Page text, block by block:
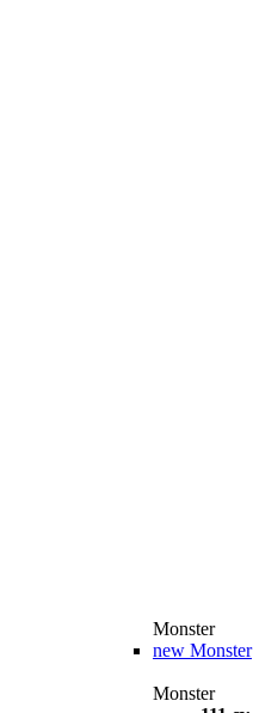
Monster
new Monster
Monster